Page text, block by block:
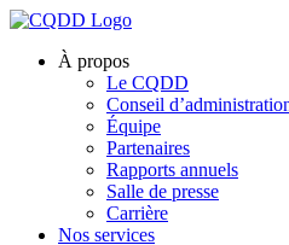
À propos
Le CQDD
Conseil
Équipe
Partenaires
Rapports annuels
Salle de presse
Carrière
Nos services